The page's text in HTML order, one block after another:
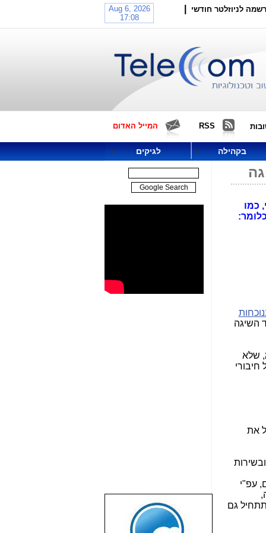
לניוזלטר חודשי
RSS המייל האדום
בקהילה לגיקים
כמו
הרחב (כלומר:
השיגה
שלא
את
עפ"י
גם
שבוע טוב לכל
הגולשים באשר